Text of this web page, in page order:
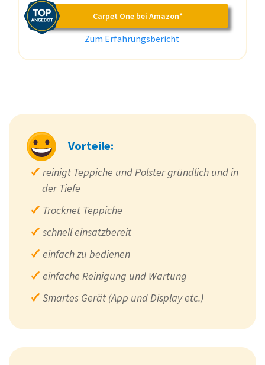
Carpet One bei Amazon*
Zum Erfahrungsbericht
Vorteile:
reinigt Teppiche und Polster gründlich und in
der Tiefe
Trocknet Teppiche
schnell einsatzbereit
einfach zu bedienen
einfache Reinigung und Wartung
Smartes Gerät (App und Display etc.)